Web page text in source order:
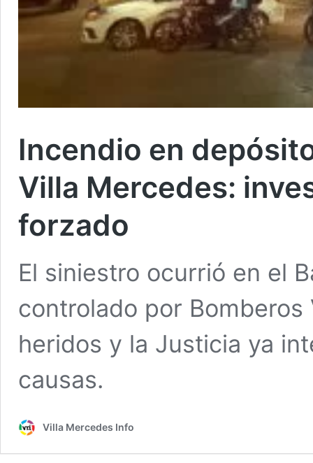
Incendio en
Villa Mercedes:
forzado
El siniestro ocurrió en el
controlado por
heridos y la Justicia ya
causas.
Villa Mercedes Info